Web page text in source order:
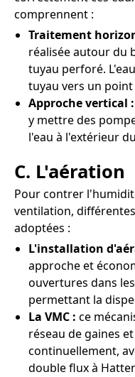
comprennent :
Traitement
réalisée autour du
tuyau perforé.
tuyau vers un
Approche vertical :
y mettre des
l'eau à l'extérieur
C. L'aération
Pour contrer
ventilation,
adoptées :
L'installation
approche et
ouvertures dans
permettant la
La VMC : ce
réseau de gaines
continuellement,
double flux à